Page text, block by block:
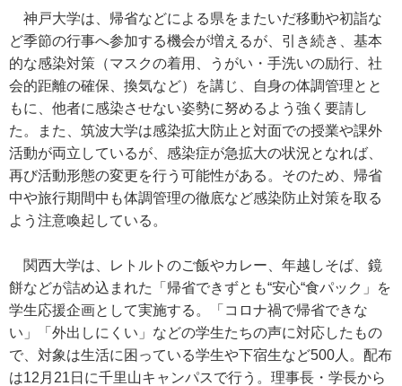
神戸大学は、帰省などによる県をまたいだ移動や初詣な
ど季節の行事へ参加する機会が増えるが、引き続き、基本
的な感染対策（マスクの着用、うがい・手洗いの励行、社
会的距離の確保、換気など）を講じ、自身の体調管理とと
もに、他者に感染させない姿勢に努めるよう強く要請し
た。また、筑波大学は感染拡大防止と対面での授業や課外
活動が両立しているが、感染症が急拡大の状況となれば、
再び活動形態の変更を行う可能性がある。そのため、帰省
中や旅行期間中も体調管理の徹底など感染防止対策を取る
よう注意喚起している。
関西大学は、レトルトのご飯やカレー、年越しそば、鏡
餅などが詰め込まれた「帰省できずとも“安心“食パック」を
学生応援企画として実施する。「コロナ禍で帰省できな
い」「外出しにくい」などの学生たちの声に対応したもの
で、対象は生活に困っている学生や下宿生など500人。配布
は12月21日に千里山キャンパスで行う。理事長・学長から